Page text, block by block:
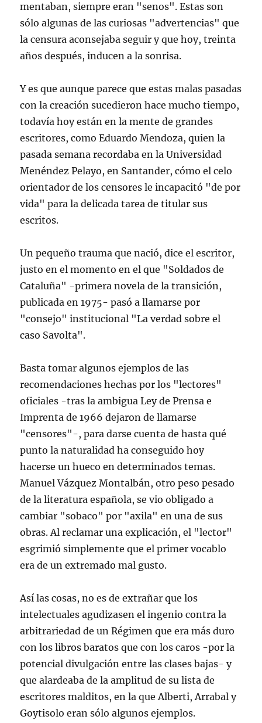
mentaban, siempre eran "senos". Estas son
sólo algunas de las curiosas "advertencias" que
la censura aconsejaba seguir y que hoy, treinta
años después, inducen a la sonrisa.
Y es que aunque parece que estas malas pasadas
con la creación sucedieron hace mucho tiempo,
todavía hoy están en la mente de grandes
escritores, como Eduardo Mendoza, quien la
pasada semana recordaba en la Universidad
Menéndez Pelayo, en Santander, cómo el celo
orientador de los censores le incapacitó "de por
vida" para la delicada tarea de titular sus
escritos.
Un pequeño trauma que nació, dice el escritor,
justo en el momento en el que "Soldados de
Cataluña" -primera novela de la transición,
publicada en 1975- pasó a llamarse por
"consejo" institucional "La verdad sobre el
caso Savolta".
Basta tomar algunos ejemplos de las
recomendaciones hechas por los "lectores"
oficiales -tras la ambigua Ley de Prensa e
Imprenta de 1966 dejaron de llamarse
"censores"-, para darse cuenta de hasta qué
punto la naturalidad ha conseguido hoy
hacerse un hueco en determinados temas.
Manuel Vázquez Montalbán, otro peso pesado
de la literatura española, se vio obligado a
cambiar "sobaco" por "axila" en una de sus
obras. Al reclamar una explicación, el "lector"
esgrimió simplemente que el primer vocablo
era de un extremado mal gusto.
Así las cosas, no es de extrañar que los
intelectuales agudizasen el ingenio contra la
arbitrariedad de un Régimen que era más duro
con los libros baratos que con los caros -por la
potencial divulgación entre las clases bajas- y
que alardeaba de la amplitud de su lista de
escritores malditos, en la que Alberti, Arrabal y
Goytisolo eran sólo algunos ejemplos.